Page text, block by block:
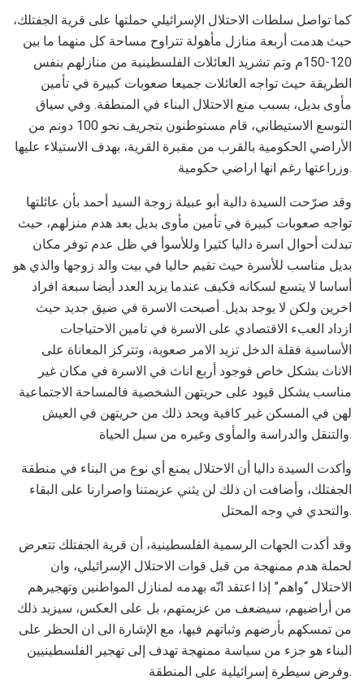
كما تواصل سلطات الاحتلال الإسرائيلي حملتها على قرية الجفتلك،
حيث هدمت أربعة منازل مأهولة تتراوح مساحة كل منهما ما بين
120-150م وتم تشريد العائلات الفلسطينية من منازلهم بنفس
الطريقة حيث تواجه العائلات جميعا صعوبات كبيرة في تأمين
مأوى بديل، بسبب منع الاحتلال البناء في المنطقة. وفي سياق
التوسع الاستيطاني، قام مستوطنون بتجريف نحو 100 دونم من
الأراضي الحكومية بالقرب من مقبرة القرية، بهدف الاستيلاء عليها
وزراعتها رغم انها اراضي حكومية.
وقد صرّحت السيدة دالية أبو عبيلة زوجة السيد أحمد بأن عائلتها
تواجه صعوبات كبيرة في تأمين مأوى بديل بعد هدم منزلهم، حيث
تبدلت أحوال اسرة داليا كثيرا وللأسوأ في ظل عدم توفر مكان
بديل مناسب للأسرة حيث تقيم حاليا في بيت والد زوجها والذي هو
أساسا لا يتسع لسكانه فكيف عندما يزيد العدد أيضا سبعة افراد
اخرين ولكن لا يوجد بديل. أصبحت الاسرة في ضيق جديد حيث
ازداد العبء الاقتصادي على الاسرة في تامين الاحتياجات
الأساسية فقلة الدخل تزيد الامر صعوبة، وتتركز المعاناة على
الاناث بشكل خاص فوجود أربع اناث في الاسرة في مكان غير
مناسب يشكل قيود على حريتهن الشخصية فالمساحة الاجتماعية
لهن في المسكن غير كافية ويحد ذلك من حريتهن في العيش
والتنقل والدراسة والمأوى وغيره من سبل الحياة.
الجفتلك، وأضافت ان ذلك لن يثني عزيمتنا واصرارنا على البقاء
والتحدي في وجه المحتل.
وقد أكدت الجهات الرسمية الفلسطينية، أن قرية الجفتلك تتعرض
لحملة هدم ممنهجة من قبل قوات الاحتلال الإسرائيلي، وان
الاحتلال “واهم” إذا اعتقد انّه بهدمه لمنازل المواطنين وتهجيرهم
من أراضيهم، سيضعف من عزيمتهم، بل على العكس، سيزيد ذلك
من تمسكهم بأرضهم وثباتهم فيها، مع الإشارة الى ان الحظر على
البناء هو جزء من سياسة ممنهجة تهدف إلى تهجير الفلسطينيين
وفرض سيطرة إسرائيلية على المنطقة.